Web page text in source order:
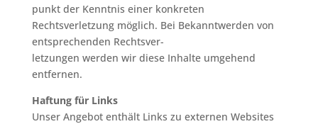
punkt der Kenntnis einer konkreten
Rechtsverletzung möglich. Bei Bekanntwerden von
entsprechenden Rechtsver-
letzungen werden wir diese Inhalte umgehend
entfernen.
Haftung für Links
Unser Angebot enthält Links zu externen Websites